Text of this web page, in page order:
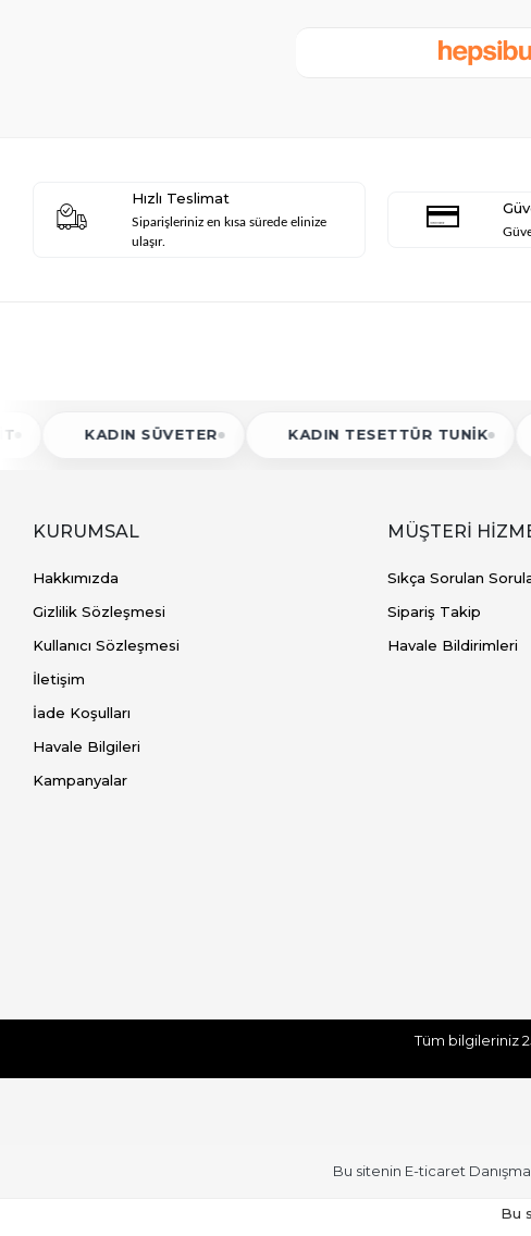
Hızlı Teslimat
Siparişleriniz en kısa sürede elinize
ulaşır.
SÜVETER KADIN TESETTÜR TUNIK KADIN
KURUMSAL
Hakkımızda
Gizlilik Sözleşmesi
Kullanıcı Sözleşmesi
İletişim
İade Koşulları
Havale Bilgileri
Kampanyalar
MÜŞTERİ
Sıkça Sorulan
Sipariş Takip
Havale Bildirimleri
Tüm bilgileriniz
Üst Giyim (Devamı)
Bu sitenin E-ticaret
Bu